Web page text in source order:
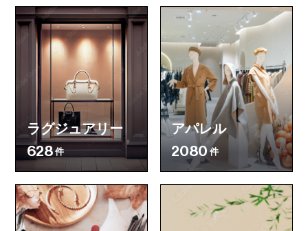
ラグジュアリー
628件
アパレル
2080件